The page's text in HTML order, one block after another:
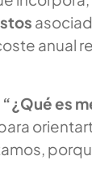
“¿Qué es